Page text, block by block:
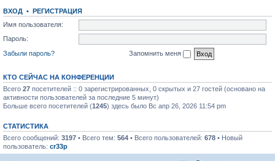
ВХОД • РЕГИСТРАЦИЯ
Имя пользователя:
Пароль:
Забыли пароль?
Запомнить меня
КТО СЕЙЧАС НА КОНФЕРЕНЦИИ
Всего 27 посетителей :: 0 зарегистрированных, 0 скрытых и 27 гостей (основано на
активности пользователей за последние 5 минут)
Больше всего посетителей (1245) здесь было Вс апр 26, 2026 11:54 pm
СТАТИСТИКА
Всего сообщений: 3197 • Всего тем: 564 • Всего пользователей: 678 • Новый
пользователь: cr33p